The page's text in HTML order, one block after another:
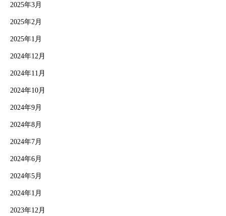
2025年3月
2025年2月
2025年1月
2024年12月
2024年11月
2024年10月
2024年9月
2024年8月
2024年7月
2024年6月
2024年5月
2024年1月
2023年12月